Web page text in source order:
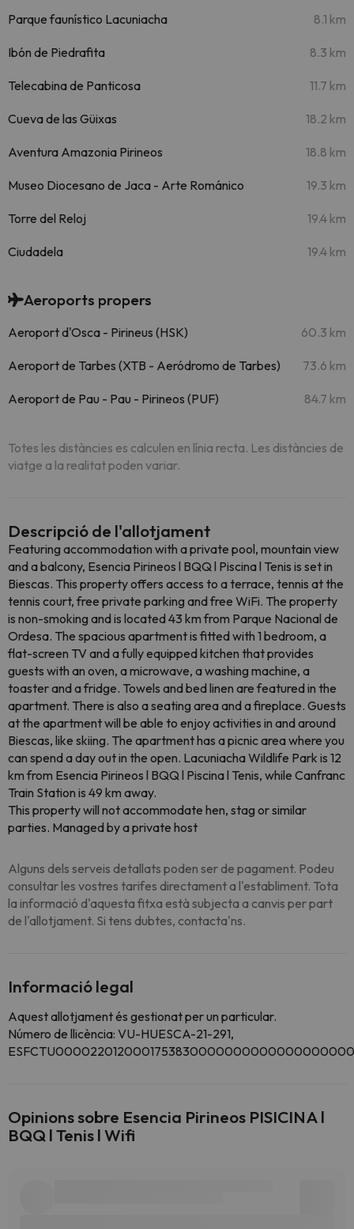
Parque faunístico Lacuniacha 8.1 km
Ibón de Piedrafita 8.3 km
Telecabina de Panticosa 11.7 km
Cueva de las Güixas 18.2 km
Aventura Amazonia Pirineos 18.8 km
Museo Diocesano de Jaca - Arte Románico 19.3 km
Torre del Reloj 19.4 km
Ciudadela 19.4 km
Aeroports propers
Aeroport d'Osca - Pirineus (HSK) 60.3 km
Aeroport de Tarbes (XTB - Aeródromo de Tarbes) 73.6 km
Aeroport de Pau - Pau - Pirineos (PUF) 84.7 km
Totes les distàncies es calculen en línia recta. Les distàncies de
viatge a la realitat poden variar.
Descripció de l'allotjament
Featuring accommodation with a private pool, mountain view
and a balcony, Esencia Pirineos l BQQ l Piscina l Tenis is set in
Biescas. This property offers access to a terrace, tennis at the
tennis court, free private parking and free WiFi. The property
is non-smoking and is located 43 km from Parque Nacional de
Ordesa. The spacious apartment is fitted with 1 bedroom, a
flat-screen TV and a fully equipped kitchen that provides
guests with an oven, a microwave, a washing machine, a
toaster and a fridge. Towels and bed linen are featured in the
apartment. There is also a seating area and a fireplace. Guests
at the apartment will be able to enjoy activities in and around
Biescas, like skiing. The apartment has a picnic area where you
can spend a day out in the open. Lacuniacha Wildlife Park is 12
km from Esencia Pirineos l BQQ l Piscina l Tenis, while Canfranc
Train Station is 49 km away.
This property will not accommodate hen, stag or similar
parties. Managed by a private host
Alguns dels serveis detallats poden ser de pagament. Podeu
consultar les vostres tarifes directament a l'establiment. Tota
la informació d'aquesta fitxa està subjecta a canvis per part
de l'allotjament. Si tens dubtes, contacta'ns.
Informació legal
Aquest allotjament és gestionat per un particular.
Número de llicència: VU-HUESCA-21-291,
Opinions sobre Esencia Pirineos PISICINA l
BQQ l Tenis l Wifi